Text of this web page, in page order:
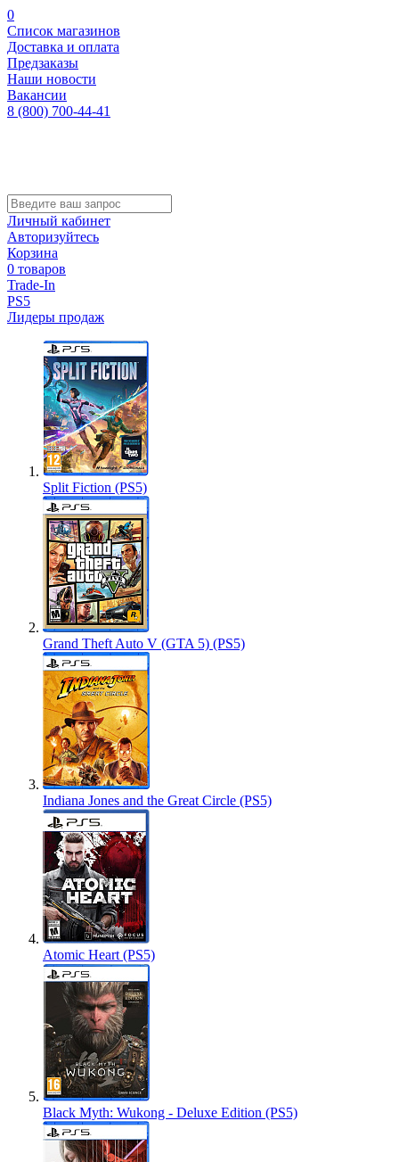
0
Список магазинов
Доставка и оплата
Предзаказы
Наши новости
Вакансии
8 (800) 700-44-41
Личный кабинет
Авторизуйтесь
Корзина
0 товаров
Trade-In
PS5
Лидеры продаж
Split Fiction (PS5)
Grand Theft Auto V (GTA 5) (PS5)
Indiana Jones and the Great Circle (PS5)
Atomic Heart (PS5)
Black Myth: Wukong - Deluxe Edition (PS5)